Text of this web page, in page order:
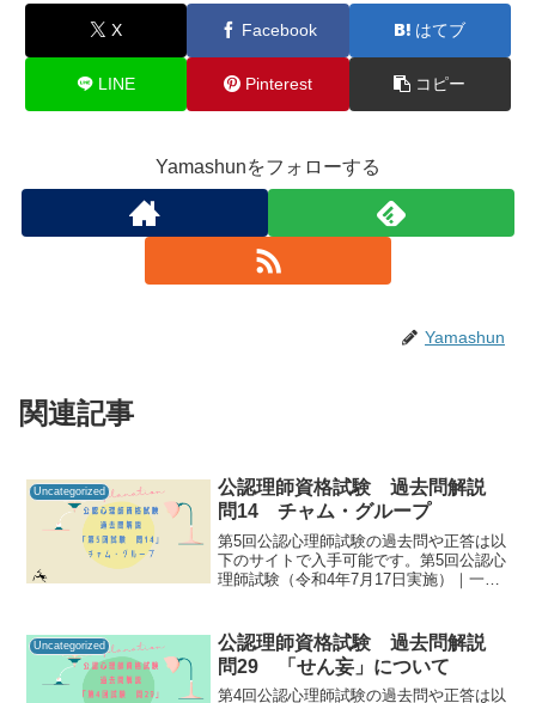
X Facebook はてブ
LINE Pinterest コピー
Yamashunをフォローする
Yamashun
関連記事
Uncategorized
公認理師資格試験 過去問解説
問14 チャム・グループ
第5回公認心理師試験の過去問や正答は以
下のサイトで入手可能です。第5回公認心
理師試験（令和4年7月17日実施）｜一般
ることで「自分に必要な知識は何か」を
知るための手がか...
Uncategorized
公認理師資格試験 過去問解説
問29 「せん妄」について
第4回公認心理師試験の過去問や正答は以